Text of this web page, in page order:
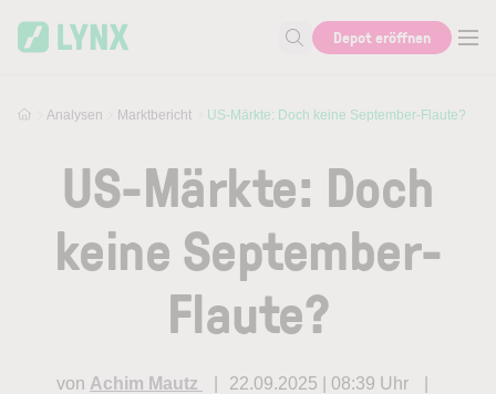
Suche nach Aktie, Autor...
Depot eröffnen
Analysen Marktbericht US-Märkte: Doch keine September-Flaute?
US-Märkte: Doch
keine September-
Flaute?
von Achim Mautz 22.09.2025 | 08:39 Uhr